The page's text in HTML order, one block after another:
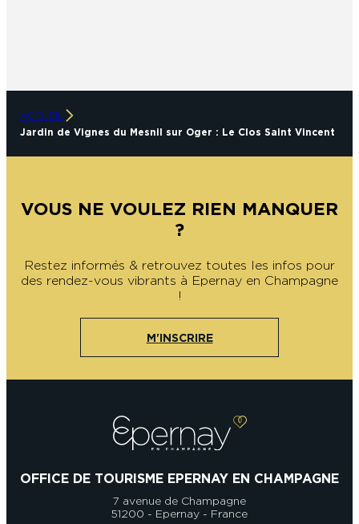
ACCUEIL
Jardin de Vignes du Mesnil sur Oger : Le Clos Saint Vincent
VOUS NE VOULEZ RIEN MANQUER
?
Restez informés & retrouvez toutes les infos pour
des rendez-vous vibrants à Epernay en Champagne
!
M'INSCRIRE
OFFICE DE TOURISME EPERNAY EN CHAMPAGNE
7 avenue de Champagne
51200 - Epernay - France